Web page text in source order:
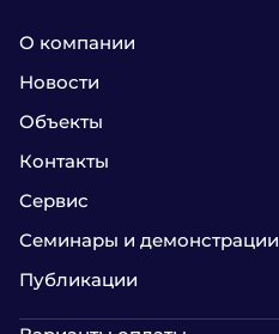
О компании
Новости
Объекты
Контакты
Сервис
Семинары и демонстрации
Публикации